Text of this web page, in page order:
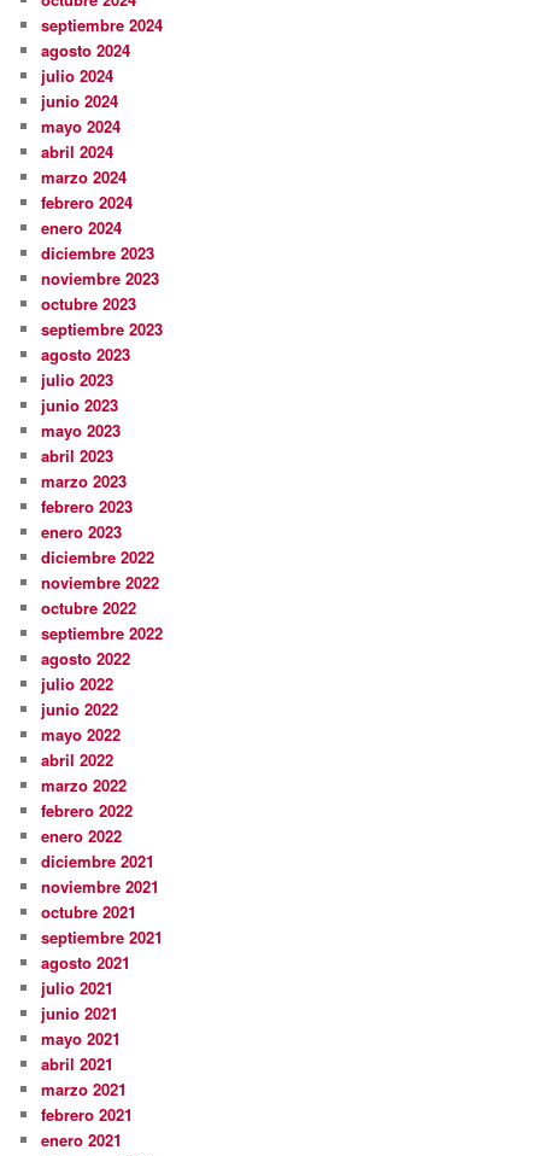
septiembre 2024
agosto 2024
julio 2024
junio 2024
mayo 2024
abril 2024
marzo 2024
febrero 2024
enero 2024
diciembre 2023
noviembre 2023
octubre 2023
septiembre 2023
agosto 2023
julio 2023
junio 2023
mayo 2023
abril 2023
marzo 2023
febrero 2023
enero 2023
diciembre 2022
noviembre 2022
octubre 2022
septiembre 2022
agosto 2022
julio 2022
junio 2022
mayo 2022
abril 2022
marzo 2022
febrero 2022
enero 2022
diciembre 2021
noviembre 2021
octubre 2021
septiembre 2021
agosto 2021
julio 2021
junio 2021
mayo 2021
abril 2021
marzo 2021
febrero 2021
enero 2021